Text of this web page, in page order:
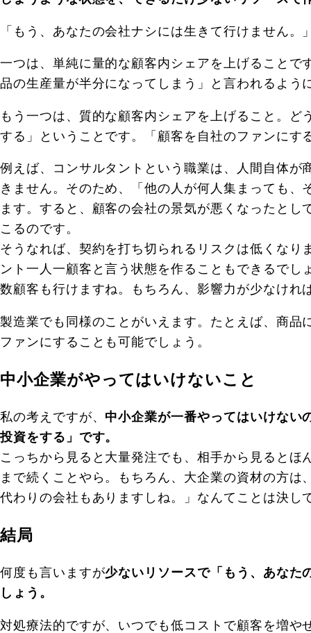
「もう、あなたの会社ナシには生きて行けません
一つは、単純に量的な顧客内シェアを上げること
品の生産量が半分になってしまう」と言われるよう
もう一つは、質的な顧客内シェアを上げること。
する」ということです。「顧客を自社のファンにす
例えば、コンサルタントという職業は、人間自体
きません。そのため、「他の人が何人集まっても
ます。すると、顧客の会社の景気が悪くなったと
こるのです。
そうなれば、契約を打ち切られるリスクは低くな
ント一人一顧客と言う状態を作ることもできるで
数顧客も行けますね。もちろん、影響力が少なけれ
製造業でも同様のことがいえます。たとえば、商
ファンにすることも可能でしょう。
中小企業がやってはいけないこと
私の考えですが、 中小企業が一番やってはいけない
投資をする」です。
こっちから見ると大量発注でも、相手から見ると
まで続くことやら。もちろん、大企業の資材の方
代わりの会社もありますしね。」なんてことは決し
結局
何度も言いますが少ないリソースで「もう、あなた
しょう。
対処療法的ですが、いつでも低コストで顧客を増